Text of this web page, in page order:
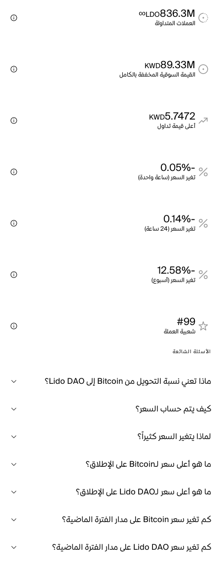
836.3M
LDO
∞
العملات المتداولة
89.33M
KWD
القيمة السوقية المخففة بالكامل
5.7472
KWD
أعلى قيمة تداول
-0.05%
تغير السعر (ساعة واحدة)
-0.14%
تغير السعر (24 ساعة)
-12.58%
تغير السعر (أسبوع)
#99
شعبية العملة
الأسئلة الشائعة
ماذا تعني نسبة التحويل من Bitcoin إلى Lido DAO؟
كيف يتم حساب السعر؟
لماذا يتغير السعر كثيراً؟
ما هو أعلى سعر لـBitcoin على الإطلاق؟
ما هو أعلى سعر لـLido DAO على الإطلاق؟
كم تغير سعر Bitcoin على مدار الفترة الماضية؟
كم تغير سعر Lido DAO على مدار الفترة الماضية؟